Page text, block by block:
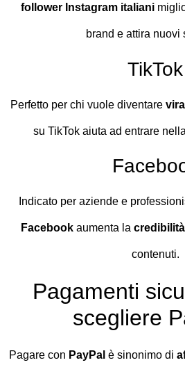
follower Instagram italiani
brand e attira nuovi
TikTok
Perfetto per chi vuole diventare
su TikTok aiuta ad entrare
Indicato per aziende e
Facebookaumenta la credibilità
contenuti.
Pagamenti
scegliere
Pagare con PayPal è sinonimo di